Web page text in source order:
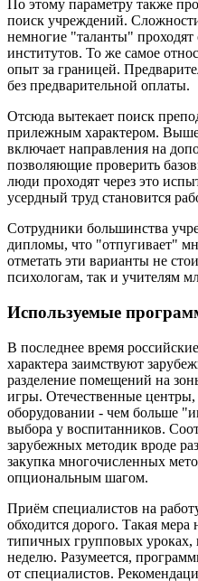
По этому параметру также
поиск учреждений.
немногие "таланты"
институтов. То же самое
опыт за границей.
без предварительной оплаты.
Отсюда вытекает поиск
прилежным характером.
включает направления на
позволяющие проверить
люди проходят через это
усердный труд становится
Сотрудники большинства
дипломы, что "отпугивает"
отметать эти варианты не
психологам, так и учителям
Используемые
В последнее время
характера заимствуют
разделение помещений на
игры. Отечественные центры,
оборудовании - чем больше
выбора у воспитанников.
зарубежных методик вроде
закупка многочисленных
опциональным шагом.
Приём специалистов на
обходится дорого. Такая мера
типичных групповых
неделю. Разумеется,
от специалистов.